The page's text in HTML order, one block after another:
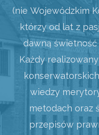
(nie Wojewódzkim
którzy od lat z
dawną
Każdy
wiedzy
metodach oraz
przepisów